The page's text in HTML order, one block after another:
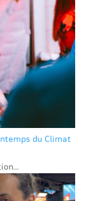
du Climat